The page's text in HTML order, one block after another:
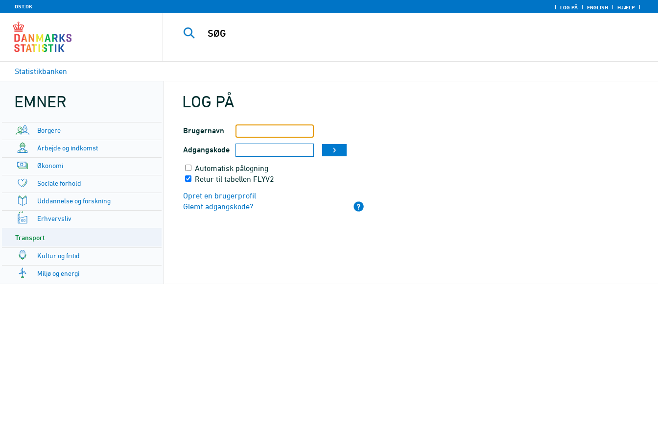
DST.DK LOG PÅ ENGLISH HJÆLP
Statistikbanken
EMNER
Borgere
Arbejde og indkomst
Økonomi
Sociale forhold
Uddannelse og forskning
Erhvervsliv
Transport
Kultur og fritid
Miljø og energi
LOG PÅ
Brugernavn
Adgangskode
Automatisk pålogning
Retur til tabellen FLYV2
Opret en brugerprofil
Glemt adgangskode?